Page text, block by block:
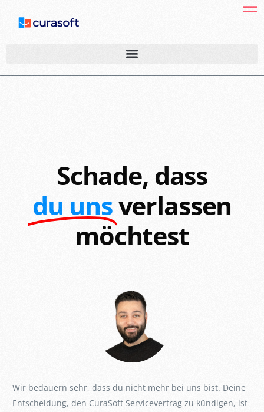
Schade, dass
du unsverlassen
möchtest
Wir bedauern sehr, dass du nicht mehr bei uns bist. Deine
Entscheidung, den CuraSoft Servicevertrag zu kündigen, ist